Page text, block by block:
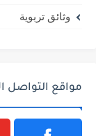
وثائق تربوية
مواقع التواصل